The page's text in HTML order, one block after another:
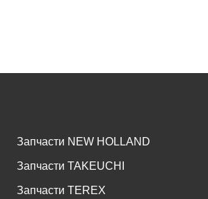
Запчасти NEW HOLLAND
Запчасти TAKEUCHI
Запчасти TEREX